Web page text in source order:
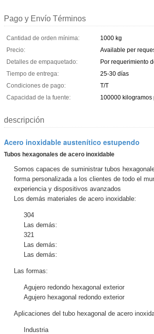
Pago y Envío Términos
Cantidad de orden mínima:
1000 kg
Precio:
Available per
Detalles de empaquetado:
Por requerimiento
Tiempo de entrega:
25-30 días
Condiciones de pago:
T/T
Capacidad de la fuente:
100000 kilogramos
descripción
Acero inoxidable austenítico estupendo
Tubos hexagonales de acero inoxidable
Somos capaces de suministrar tubos
forma personalizada a los clientes de todo el
experiencia y dispositivos avanzados
Los demás materiales de acero inoxidable:
304
Las demás:
321
Las demás:
Las demás:
Las formas:
Agujero redondo hexagonal exterior
Agujero hexagonal redondo exterior
Aplicaciones del tubo hexagonal de acero
Industria